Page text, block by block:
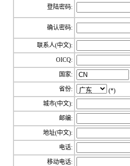
登陆密码:
确认密码:
联系人(中文):
OICQ:
国家:
省份:
(*)
城市(中文):
邮编:
地址(中文):
电话:
移动电话: